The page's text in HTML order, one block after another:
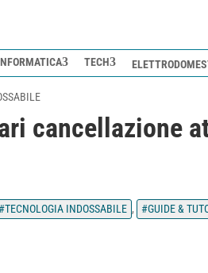
TECH
cancellazione
TECNOLOGIA INDOSSABILE , GUIDE &